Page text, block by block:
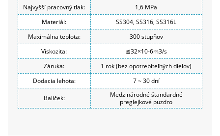
Najvyšší pracovný tlak:
1,6 MPa
Materiál:
SS304, SS316, SS316L
Maximálna teplota:
300 stupňov
Viskozita:
≦32×10-6m3/s
Záruka:
1 rok (bez opotrebiteľných dielov)
Dodacia lehota:
7 ~ 30 dní
Balíček:
Medzinárodné štandardné
preglejkové puzdro